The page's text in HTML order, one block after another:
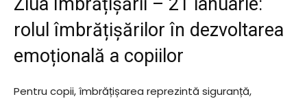
Ziua Îmbrățișării – 21 ianuarie:
rolul îmbrățișărilor în dezvoltarea
emoțională a copiilor
Pentru copii, îmbrățișarea reprezintă siguranță,